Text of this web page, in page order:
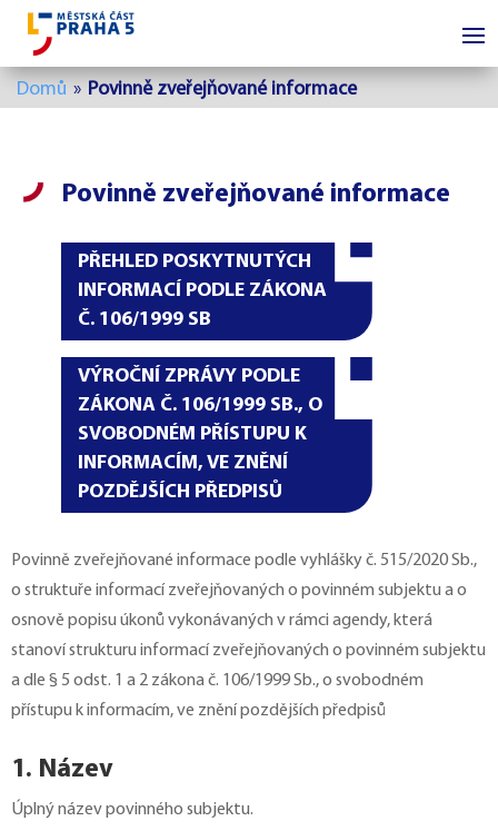
Domů » Povinně zveřejňované informace
Povinně zveřejňované informace
PŘEHLED POSKYTNUTÝCH
INFORMACÍ PODLE ZÁKONA
Č. 106/1999 SB
VÝROČNÍ ZPRÁVY PODLE
ZÁKONA Č. 106/1999 SB., O
SVOBODNÉM PŘÍSTUPU K
INFORMACÍM, VE ZNĚNÍ
POZDĚJŠÍCH PŘEDPISŮ
Povinně zveřejňované informace podle vyhlášky č. 515/2020 Sb.,
o struktuře informací zveřejňovaných o povinném subjektu a o
osnově popisu úkonů vykonávaných v rámci agendy, která
stanoví strukturu informací zveřejňovaných o povinném subjektu
a dle § 5 odst. 1 a 2 zákona č. 106/1999 Sb., o svobodném
přístupu k informacím, ve znění pozdějších předpisů
1. Název
Úplný název povinného subjektu.